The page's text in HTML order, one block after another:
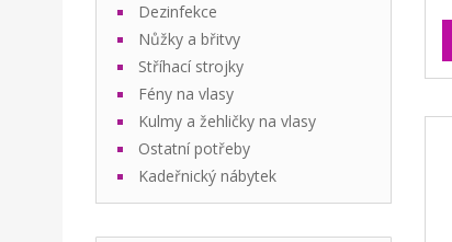
Dezinfekce
Nůžky a břitvy
Stříhací strojky
Fény na vlasy
Kulmy a žehličky na vlasy
Ostatní potřeby
Kadeřnický nábytek